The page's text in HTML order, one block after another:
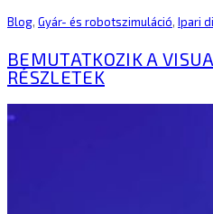
Blog, Gyár- és robotszimuláció, Ipari
BEMUTATKOZIK A
RÉSZLETEK